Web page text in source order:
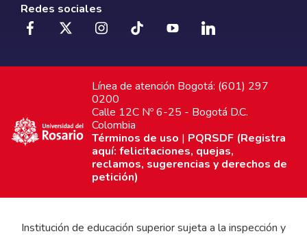
Redes sociales
Línea de atención Bogotá: (601) 297
0200
Calle 12C Nº 6-25 - Bogotá D.C.
Colombia
Términos de uso | PQRSDF (Registra
aquí: felicitaciones, quejas,
reclamos, sugerencias y derechos de
petición)
Institución de educación superior sujeta a la inspección y